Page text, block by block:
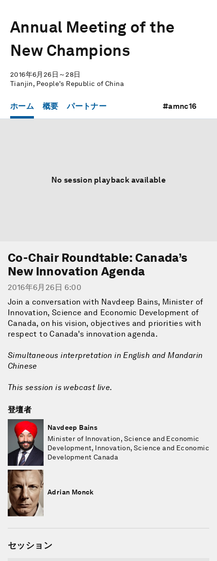
Annual Meeting of the
New Champions
2016年6月26日～28日
Tianjin, People's Republic of China
ホーム 概要 パートナー #amnc16
No session playback available
Co-Chair Roundtable: Canada’s
New Innovation Agenda
2016年6月26日 6:00
Join a conversation with Navdeep Bains, Minister of
Innovation, Science and Economic Development of
Canada, on his vision, objectives and priorities with
respect to Canada's innovation agenda.
Simultaneous interpretation in English and Mandarin
Chinese
This session is webcast live.
登壇者
Navdeep Bains
Minister of Innovation, Science and Economic
Development, Innovation, Science and Economic
Development Canada
Adrian Monck
セッション